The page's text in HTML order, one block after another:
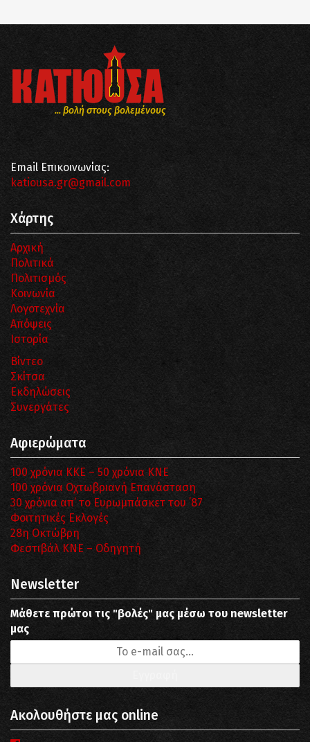
... βολή στους βολεμένους
Email Επικοινωνίας:
katiousa.gr@gmail.com
Χάρτης
Αρχική
Πολιτικά
Πολιτισμός
Κοινωνία
Λογοτεχνία
Απόψεις
Ιστορία
Βίντεο
Σκίτσα
Εκδηλώσεις
Συνεργάτες
Αφιερώματα
100 χρόνια ΚΚΕ – 50 χρόνια ΚΝΕ
100 χρόνια Οχτωβριανή Επανάσταση
30 χρόνια απ’ το Ευρωμπάσκετ του ΄87
Φοιτητικές Εκλογές
28η Οκτώβρη
Φεστιβάλ ΚΝΕ – Οδηγητή
Newsletter
Μάθετε πρώτοι τις "βολές" μας μέσω του newsletter
μας
Ακολουθήστε μας online